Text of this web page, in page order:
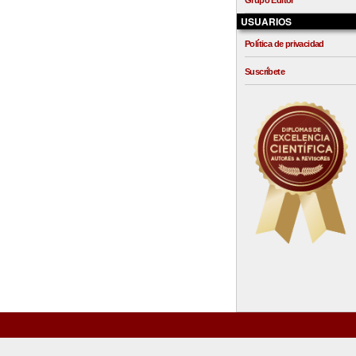
USUARIOS
Política de privacidad
Suscríbete